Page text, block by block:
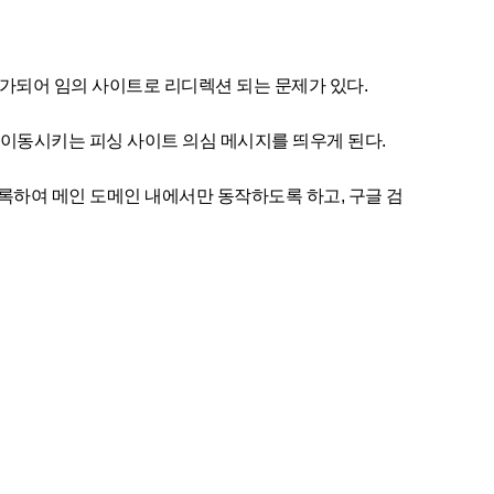
되어 임의 사이트로 리디렉션 되는 문제가 있다.
동시키는 피싱 사이트 의심 메시지를 띄우게 된다.
여 메인 도메인 내에서만 동작하도록 하고, 구글 검